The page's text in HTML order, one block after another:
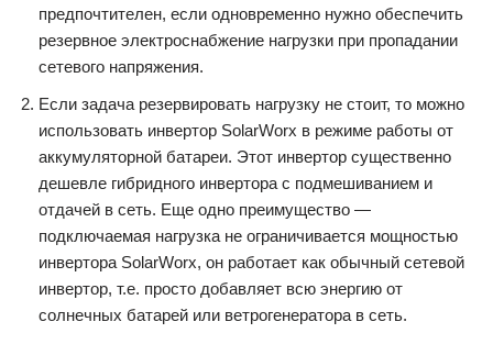
предпочтителен, если одновременно нужно обеспечить
резервное электроснабжение нагрузки при пропадании
сетевого напряжения.
Если задача резервировать нагрузку не стоит, то можно
использовать инвертор SolarWorx в режиме работы от
аккумуляторной батареи. Этот инвертор существенно
дешевле гибридного инвертора с подмешиванием и
отдачей в сеть. Еще одно преимущество —
подключаемая нагрузка не ограничивается мощностью
инвертора SolarWorx, он работает как обычный сетевой
инвертор, т.е. просто добавляет всю энергию от
солнечных батарей или ветрогенератора в сеть.